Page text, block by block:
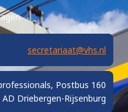
secretariaat@vhs.nl
Postbus 160
AD Driebergen-Rijsenburg